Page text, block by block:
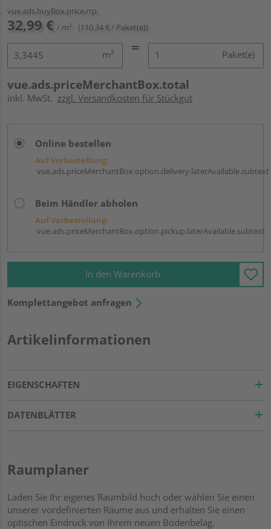
vue.ads.buyBox.price.rrp
32,99 € / m² (110,34 € / Paket(e))
m² Paket(e)
vue.ads.priceMerchantBox.total
inkl. MwSt. zzgl. Versandkosten für Stückgut
Online bestellen
Auf Vorbestellung:
vue.ads.priceMerchantBox.option.delivery.laterAvailable.subtext
Beim Händler abholen
Auf Vorbestellung:
vue.ads.priceMerchantBox.option.pickup.laterAvailable.subtext
In den Warenkorb
Komplettangebot anfragen
Artikelinformationen
EIGENSCHAFTEN
DATENBLÄTTER
Raumplaner
Laden Sie Ihr eigenes Raumbild hoch oder wählen Sie einen
unserer vordefinierten Räume aus und erhalten Sie einen
optischen Eindruck von Ihrem neuen Bodenbelag.